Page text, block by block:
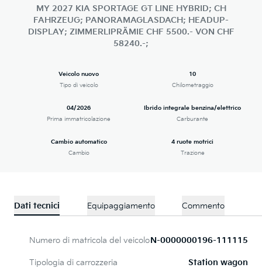
MY 2027 KIA SPORTAGE GT LINE HYBRID; CH
FAHRZEUG; PANORAMAGLASDACH; HEADUP-
DISPLAY; ZIMMERLIPRÄMIE CHF 5500.- VON CHF
58240.-;
Veicolo nuovo
Tipo di veicolo
10
Chilometraggio
04/2026
Prima immatricolazione
Ibrido integrale benzina/elettrico
Carburante
Cambio automatico
Cambio
4 ruote motrici
Trazione
Dati tecnici Equipaggiamento Commento
Numero di matricola del veicoloN-0000000196-111115
Tipologia di carrozzeria Station wagon